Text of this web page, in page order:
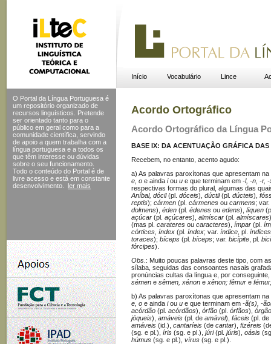
Início Vocabulário Lince
O Portal da Língua Portuguesa é
um repositório organizado de
recursos linguísticos. Pretende
ser orientado tanto para o
público em geral como para a
comunidade científica, servindo
de apoio a quem trabalha com a
língua portuguesa e a todos os
que têm interesse ou dúvidas
sobre o seu funcionamento.
Todo o conteúdo do Portal é de
livre acesso e está em constante
desenvolvimento.
ler mais
Acordo Ortográfico
Acordo Ortográfico da Língua
BASE IX: DA ACENTUAÇÃO GRÁFICA DAS
Recebem, no entanto, acento agudo:
a) As palavras paroxítonas que apresentam
e, o e ainda iou u e que terminam em -l, -n, -r,
respectivas formas do plural, algumas das
Aníbal, dócil(pl. dóceis), dúctil(pl. dúcteis),
reptis); cármen (pl. cármenes ou carmens; var.
dolmens), éden (pl. édenes ou edens), líquen
açúcar (pl. açúcares), almíscar (pl. almíscares
(mas pl. carateres ou caracteres), ímpar (pl.
córtices, índex (pl. índex; var. índice , pl. índices
toraces); bíceps (pl. bíceps; var. bicípite , pl.
fórcipes).
Obs .: Muito poucas palavras deste tipo, com
sílaba, seguidas das consoantes nasais
pronúncias cultas da língua e, por
sémen e sêmen, xénon e xênon; fêmur e
b) As palavras paroxítonas que apresentam
e, o e ainda iou u e que terminam em -ã(s), -
acórdão (pl. acórdãos), órfão (pl. órfãos), órgão
jóqueis), amáveis (pl. de amável), fáceis (pl. de
amáveis (id.), cantaríeis (de cantar), fizéreis
(sg. e pl.), íris (sg. e pl.), júri(pl. júris), oásis
húmus (sg. e pl.), vírus (sg. e pl.).